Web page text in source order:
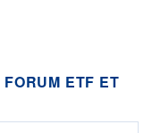
ETF ET